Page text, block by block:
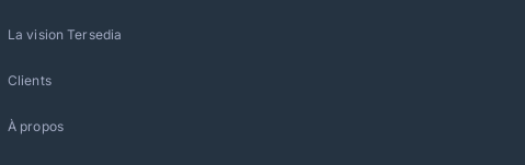
La vision Tersedia
Clients
À propos